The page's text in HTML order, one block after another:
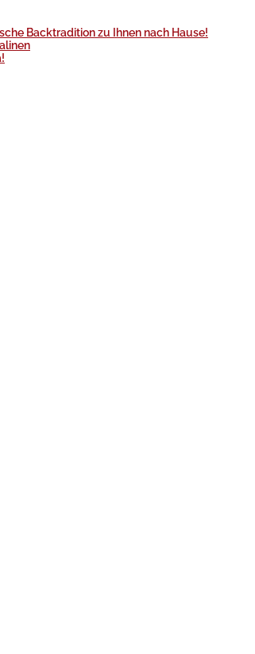
Backtradition zu Ihnen nach Hause!